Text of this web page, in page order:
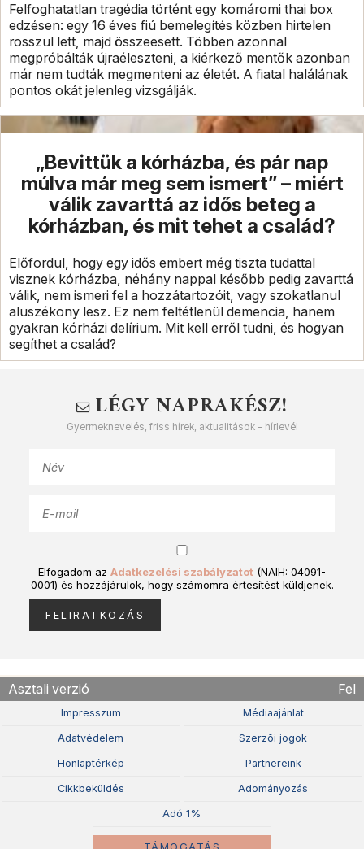
Felfoghatatlan tragédia történt egy komáromi thai box
edzésen: egy 16 éves fiú bemelegítés közben hirtelen
rosszul lett, majd összeesett. Többen azonnal
megpróbálták újraéleszteni, a kiérkező mentők azonban
már nem tudták megmenteni az életét. A fiatal halálának
pontos okát jelenleg vizsgálják.
„Bevittük a kórházba, és pár nap
múlva már meg sem ismert” – miért
válik zavarttá az idős beteg a
kórházban, és mit tehet a család?
Előfordul, hogy egy idős embert még tiszta tudattal
visznek kórházba, néhány nappal később pedig zavarttá
válik, nem ismeri fel a hozzátartozóit, vagy szokatlanul
aluszékony lesz. Ez nem feltétlenül demencia, hanem
gyakran kórházi delírium. Mit kell erről tudni, és hogyan
segíthet a család?
LÉGY NAPRAKÉSZ!
Gyermeknevelés, friss hírek, aktualitások - hírlevél
Elfogadom az Adatkezelési szabályzatot (NAIH: 04091-
0001) és hozzájárulok, hogy számomra értesítést küldjenek.
Asztali verzió Fel
Impresszum Médiaajánlat
Adatvédelem Szerzõi jogok
Honlaptérkép Partnereink
Cikkbeküldés Adományozás
Adó 1%